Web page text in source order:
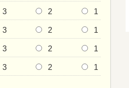
3 2 1
3 2 1
3 2 1
3 2 1